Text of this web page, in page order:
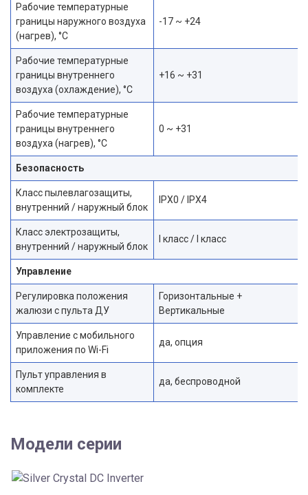
Рабочие температурные
границы наружного воздуха
(нагрев), °C
-17 ~ +24
Рабочие температурные
границы внутреннего
воздуха (охлаждение), °C
+16 ~ +31
Рабочие температурные
границы внутреннего
воздуха (нагрев), °C
0 ~ +31
Безопасность
Класс пылевлагозащиты,
внутренний / наружный блок
IPX0 / IPX4
Класс электрозащиты,
внутренний / наружный блок
I класс / I класс
Управление
Регулировка положения
жалюзи с пульта ДУ
Горизонтальные +
Вертикальные
Управление c мобильного
приложения по Wi-Fi
да, опция
Пульт управления в
комплекте
да, беспроводной
Модели серии